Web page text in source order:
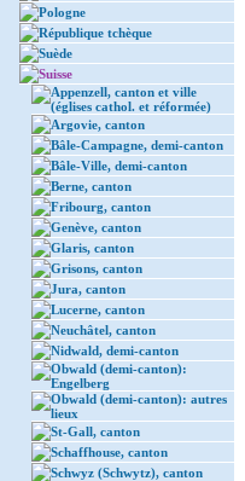
Pologne
République tchèque
Suède
Suisse
Appenzell, canton et ville
(églises cathol. et réformée)
Argovie, canton
Bâle-Campagne, demi-canton
Bâle-Ville, demi-canton
Berne, canton
Fribourg, canton
Genève, canton
Glaris, canton
Grisons, canton
Jura, canton
Lucerne, canton
Neuchâtel, canton
Nidwald, demi-canton
Obwald (demi-canton):
Engelberg
Obwald (demi-canton): autres
lieux
St-Gall, canton
Schaffhouse, canton
Schwyz (Schwytz), canton